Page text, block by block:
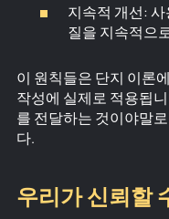
지속적 개선:
질을 지속적으
이 원칙들은 단지 이론
작성에 실제로 적용됩
를 전달하는 것이야말
다.
우리가 신뢰할